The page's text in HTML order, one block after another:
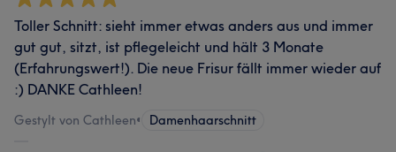
Toller Schnitt: sieht immer etwas anders aus und immer
gut gut, sitzt, ist pflegeleicht und hält 3 Monate
(Erfahrungswert!). Die neue Frisur fällt immer wieder auf
:) DANKE Cathleen!
Gestylt von Cathleen• Damenhaarschnitt